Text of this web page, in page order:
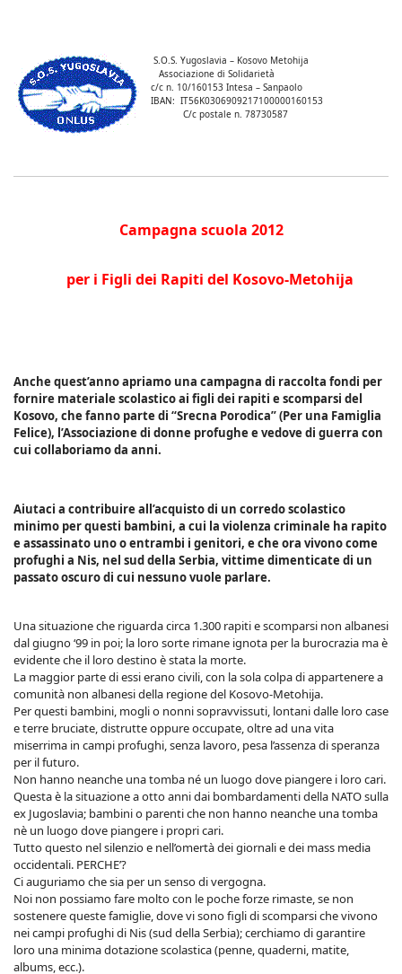
S.O.S. Yugoslavia – Kosovo Metohija
Associazione di Solidarietà
c/c n. 10/160153 Intesa – Sanpaolo
IBAN: IT56K0306909217100000160153
C/c postale n. 78730587
Campagna scuola 2012
per i Figli dei Rapiti del Kosovo-Metohija
Anche quest’anno apriamo una campagna di raccolta fondi per
fornire materiale scolastico ai figli dei rapiti e scomparsi del
Kosovo, che fanno parte di “Srecna Porodica” (Per una Famiglia
Felice), l’Associazione di donne profughe e vedove di guerra con
cui collaboriamo da anni.
Aiutaci a contribuire all’acquisto di un corredo scolastico
minimo per questi bambini, a cui la violenza criminale ha rapito
e assassinato uno o entrambi i genitori, e che ora vivono come
profughi a Nis, nel sud della Serbia, vittime dimenticate di un
passato oscuro di cui nessuno vuole parlare.
Una situazione che riguarda circa 1.300 rapiti e scomparsi non albanesi
dal giugno ‘99 in poi; la loro sorte rimane ignota per la burocrazia ma è
evidente che il loro destino è stata la morte.
La maggior parte di essi erano civili, con la sola colpa di appartenere a
comunità non albanesi della regione del Kosovo-Metohija.
Per questi bambini, mogli o nonni sopravvissuti, lontani dalle loro case
e terre bruciate, distrutte oppure occupate, oltre ad una vita
miserrima in campi profughi, senza lavoro, pesa l’assenza di speranza
per il futuro.
Non hanno neanche una tomba né un luogo dove piangere i loro cari.
Questa è la situazione a otto anni dai bombardamenti della NATO sulla
ex Jugoslavia; bambini o parenti che non hanno neanche una tomba
nè un luogo dove piangere i propri cari.
Tutto questo nel silenzio e nell’omertà dei giornali e dei mass media
occidentali. PERCHE’?
Ci auguriamo che sia per un senso di vergogna.
Noi non possiamo fare molto con le poche forze rimaste, se non
sostenere queste famiglie, dove vi sono figli di scomparsi che vivono
nei campi profughi di Nis (sud della Serbia); cerchiamo di garantire
loro una minima dotazione scolastica (penne, quaderni, matite,
albums, ecc.).